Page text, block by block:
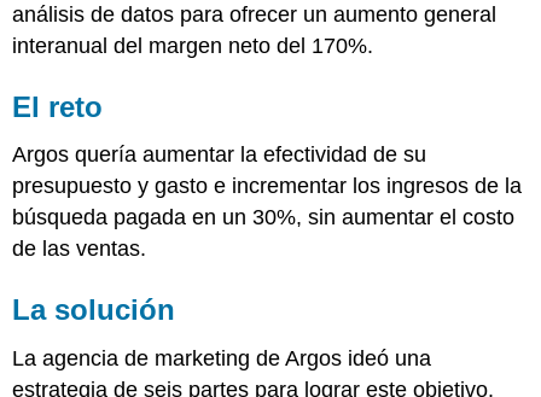
reto
La
Resultados
análisis de datos para ofrecer un aumento general
interanual del margen neto del 170%.
El reto
Argos quería aumentar la efectividad de su
presupuesto y gasto e incrementar los ingresos de la
búsqueda pagada en un 30%, sin aumentar el costo
de las ventas.
La solución
La agencia de marketing de Argos ideó una
estrategia de seis partes para lograr este objetivo.